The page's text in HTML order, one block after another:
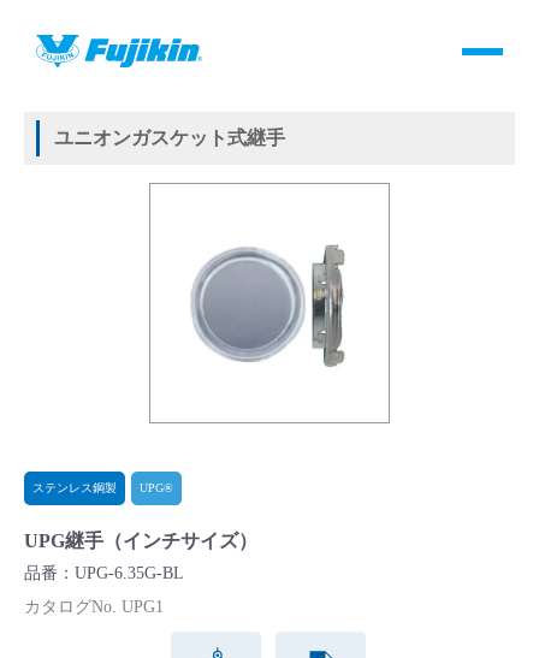
製品情報
製品カタログダウンロード
よくあるご質問(FAQ)・用語集
Cv値・流量計算ツール
HOME 製品情報
ユニオンガスケット式継手
ステンレス鋼製 UPG®
UPG継手（インチサイズ）
品番：UPG-6.35G-BL
カタログNo. UPG1